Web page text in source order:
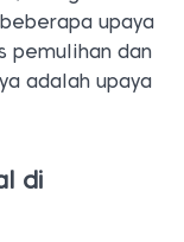
upaya
pemulihan dan
adalah upaya
di